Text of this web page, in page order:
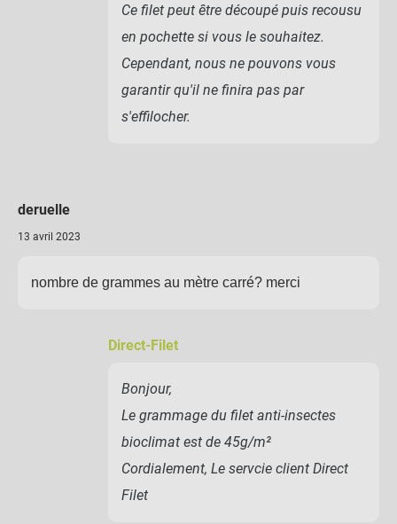
Kit complet :58,80 €
Filet anti insecte
+
Produits associés
Ce filet peut être découpé puis recousu
en pochette si vous le souhaitez.
Cependant, nous ne pouvons vous
garantir qu'il ne finira pas par
s'effilocher.
deruelle
13 avril 2023
nombre de grammes au mètre carré? merci
Direct-Filet
Bonjour,
Le grammage du filet anti-insectes
bioclimat est de 45g/m²
Cordialement, Le servcie client Direct
Filet